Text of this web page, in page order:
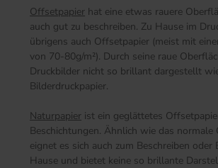
Offsetpapier hat eine etwas rauere
auch gut zu beschreiben. Zu Hause im
übrigens auch Offsetpapier (meist mit
von 70-80g/m²). Durch seine raue
Druckbilder nicht so brillant dargestellt
Bilderdruckpapier.
Naturpapier ist ein geglättetes
Beschichtungen. Ähnlich wie das normale
eignet es sich auch zum Beschreiben oder
Hause und bietet keine so brillante